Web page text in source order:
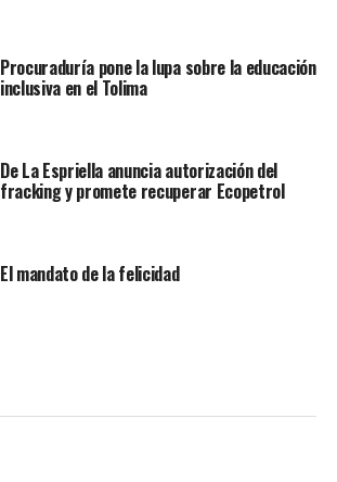
Procuraduría pone la lupa sobre la educación
inclusiva en el Tolima
De La Espriella anuncia autorización del
fracking y promete recuperar Ecopetrol
El mandato de la felicidad